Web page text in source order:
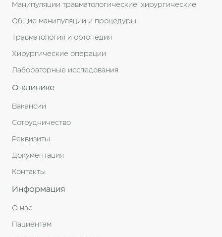
Информация
О нас
Пациентам
О клинике
Вакансии
Сотрудничество
Реквизиты
Документация
Контакты
Манипуляции травматологические, хирургические
Общие манипуляции и процедуры
Травматология и ортопедия
Хирургические операции
Лабораторные исследования